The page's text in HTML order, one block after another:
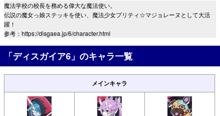
魔法学校の校長を務める偉大な魔法使い。
伝説の魔女っ娘ステッキを使い、魔法少女プリティ☆マジョレーヌとして大活
躍！
参考：https://disgaea.jp/6/character.html
「ディスガイア6」のキャラ一覧
メインキャラ